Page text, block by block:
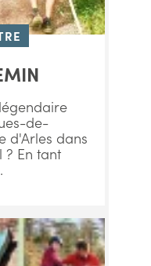
de-
d'Arles dans
En tant